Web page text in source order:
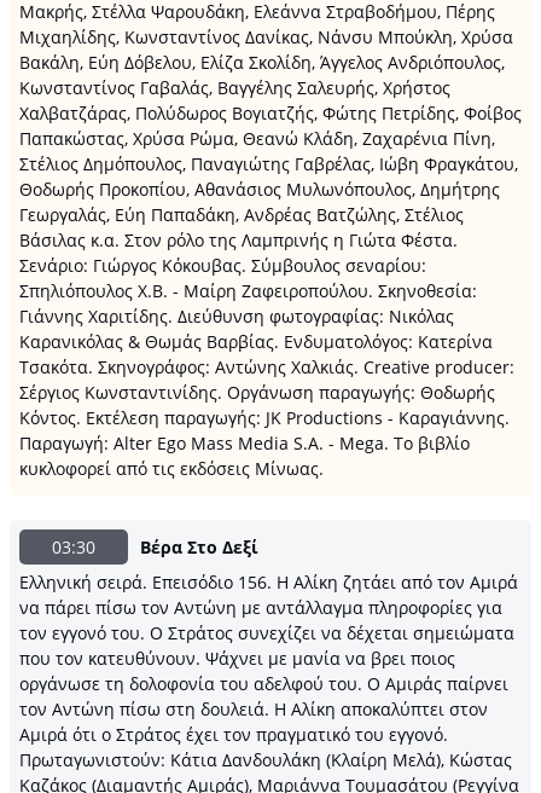
Μακρής, Στέλλα Ψαρουδάκη, Ελεάννα Στραβοδήμου, Πέρης
Μιχαηλίδης, Κωνσταντίνος Δανίκας, Νάνσυ Μπούκλη, Χρύσα
Βακάλη, Εύη Δόβελου, Ελίζα Σκολίδη, Άγγελος Ανδριόπουλος,
Κωνσταντίνος Γαβαλάς, Βαγγέλης Σαλευρής, Χρήστος
Χαλβατζάρας, Πολύδωρος Βογιατζής, Φώτης Πετρίδης, Φοίβος
Παπακώστας, Χρύσα Ρώμα, Θεανώ Κλάδη, Ζαχαρένια Πίνη,
Στέλιος Δημόπουλος, Παναγιώτης Γαβρέλας, Ιώβη Φραγκάτου,
Θοδωρής Προκοπίου, Αθανάσιος Μυλωνόπουλος, Δημήτρης
Γεωργαλάς, Εύη Παπαδάκη, Ανδρέας Βατζώλης, Στέλιος
Βάσιλας κ.α. Στον ρόλο της Λαμπρινής η Γιώτα Φέστα.
Σενάριο: Γιώργος Κόκουβας. Σύμβουλος σεναρίου:
Σπηλιόπουλος Χ.Β. - Μαίρη Ζαφειροπούλου. Σκηνοθεσία:
Γιάννης Χαριτίδης. Διεύθυνση φωτογραφίας: Νικόλας
Καρανικόλας & Θωμάς Βαρβίας. Ενδυματολόγος: Κατερίνα
Τσακότα. Σκηνογράφος: Αντώνης Χαλκιάς. Creative producer:
Σέργιος Κωνσταντινίδης. Οργάνωση παραγωγής: Θοδωρής
Κόντος. Εκτέλεση παραγωγής: JK Productions - Καραγιάννης.
Παραγωγή: Alter Ego Mass Media S.A. - Mega. Το βιβλίο
κυκλοφορεί από τις εκδόσεις Μίνωας.
03:30
Βέρα Στο Δεξί
Ελληνική σειρά. Επεισόδιο 156. Η Αλίκη ζητάει από τον Αμιρά
να πάρει πίσω τον Αντώνη με αντάλλαγμα πληροφορίες για
τον εγγονό του. Ο Στράτος συνεχίζει να δέχεται σημειώματα
που τον κατευθύνουν. Ψάχνει με μανία να βρει ποιος
οργάνωσε τη δολοφονία του αδελφού του. Ο Αμιράς παίρνει
τον Αντώνη πίσω στη δουλειά. Η Αλίκη αποκαλύπτει στον
Αμιρά ότι ο Στράτος έχει τον πραγματικό του εγγονό.
Πρωταγωνιστούν: Κάτια Δανδουλάκη (Κλαίρη Μελά), Κώστας
Καζάκος (Διαμαντής Αμιράς), Μαριάννα Τουμασάτου (Ρεγγίνα